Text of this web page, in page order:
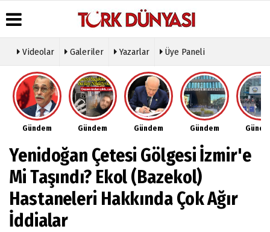
Üye Paneli
Haber
Arşivi
Gazete
Arşivi
Günün
Haberleri
Hava
Durumu
Gazete
Manşetleri
Anketler
Biyografiler
Köşe
Yazarları
Video
Galeri
Foto
Etkinlikler
Künye
İletişim
Çerez
Politikası
İlkeleri
Videolar Galeriler Yazarlar Üye Paneli
Gündem Gündem Gündem Gündem
Yenidoğan Çetesi Gölgesi İzmir'e
Mi Taşındı? Ekol (Bazekol)
Hastaneleri Hakkında Çok Ağır
İddialar